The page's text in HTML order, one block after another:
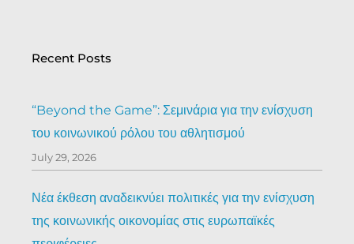
Recent Posts
“Beyond the Game”: Σεμινάρια για την ενίσχυση
του κοινωνικού ρόλου του αθλητισμού
July 29, 2026
Νέα έκθεση αναδεικνύει πολιτικές για την ενίσχυση
της κοινωνικής οικονομίας στις ευρωπαϊκές